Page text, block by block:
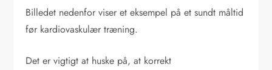
Billedet nedenfor viser et eksempel på et sundt måltid
før kardiovaskulær træning.
Det er vigtigt at huske på, at korrekt